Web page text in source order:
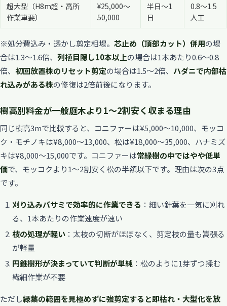
超大型（H8m超・高所
作業車要）
¥25,000〜
50,000
半日〜1
日
0.8〜1.5
人工
※処分費込み・透かし剪定相場。 芯止め（頂部カット）併用の場
合は1.3〜1.6倍、 列植目隠し10本以上の場合は1本あたり0.6〜0.8
倍、 初回放置株のリセット剪定の場合は1.5〜2倍、 ハダニで内部枯
れ込みがある株の修復は2倍前後になります。
樹高別料金が一般庭木より1〜2割安く収まる理由
同じ樹高3mで比較すると、コニファーは¥5,000〜10,000、モッコ
ク・モチノキは¥8,000〜13,000、松は¥18,000〜35,000、ハナミズ
キは¥8,000〜15,000です。コニファーは常緑樹の中ではやや低単
価で、モッコクより1〜2割安く松の半額以下です。理由は次の3点
です。
刈り込みバサミで効率的に作業できる ：細い針葉を一気に刈れ
る、1本あたりの作業速度が速い
枝の処理が軽い ：太枝の切断がほぼなく、剪定枝の量も嵩張る
が軽量
円錐樹形が決まっていて判断が単純 ：松のように1芽ずつ揉む
繊細作業が不要
ただし緑葉の範囲を見極めずに強剪定すると即枯れ・大型化を放